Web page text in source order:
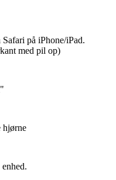
på iPhone/iPad.
med pil op)